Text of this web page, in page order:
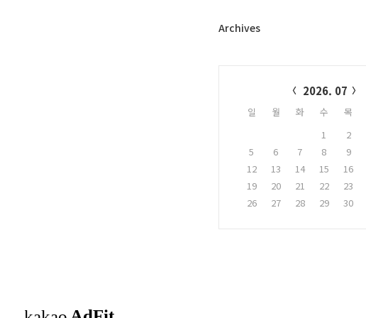
과
Archives
2026. 07
일 월 화 수 목
1
2
5
6 7 8 9
12
13 14 15 16
19
20 21 22 23
26
27 28 29 30